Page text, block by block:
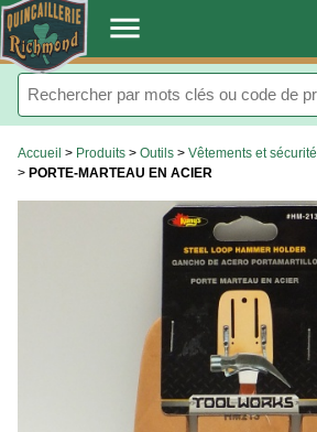
. menu
Accueil > Produits > Outils > Vêtements et sécurité
> PORTE-MARTEAU EN ACIER